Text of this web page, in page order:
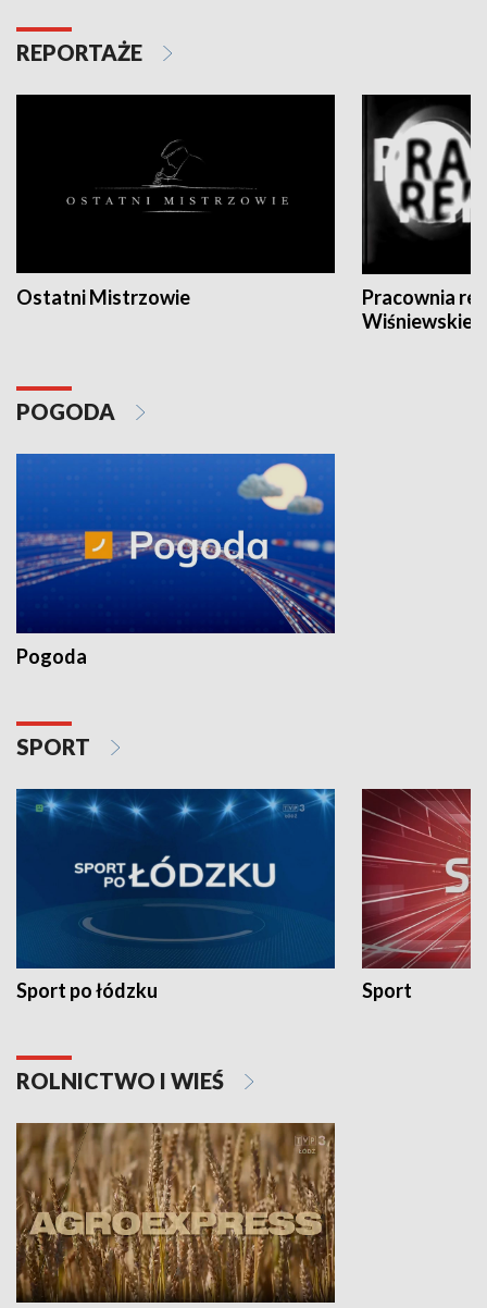
REPORTAŻE
Ostatni Mistrzowie
Pracownia
POGODA
Pogoda
SPORT
Sport po łódzku Sport
ROLNICTWO I WIEŚ